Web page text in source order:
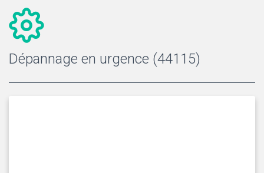
Dépannage en urgence (44115)